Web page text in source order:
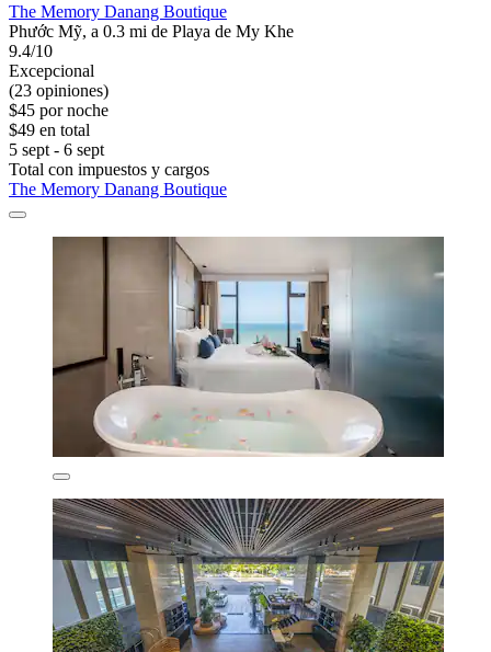
The Memory Danang Boutique
Phước Mỹ, a 0.3 mi de Playa de My Khe
9.4/10
Excepcional
(23 opiniones)
$45 por noche
$49 en total
5 sept - 6 sept
Total con impuestos y cargos
The Memory Danang Boutique